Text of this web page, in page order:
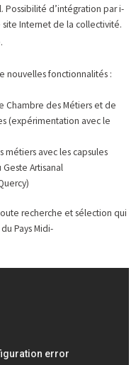
d’intégration par i-
Internet de la collectivité.
nouvelles fonctionnalités :
Chambre des Métiers et de
(expérimentation avec le
métiers avec les capsules
Artisanal
recherche et sélection qui
Pays Midi-